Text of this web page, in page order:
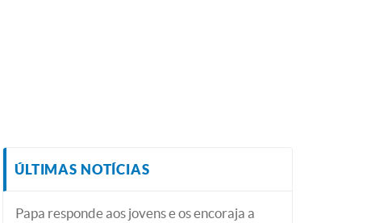
ÚLTIMAS NOTÍCIAS
Papa responde aos jovens e os encoraja a